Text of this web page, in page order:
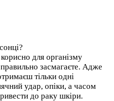
для організму
засмагаєте. Адже
тільки одні
удар, опіки, а часом
до раку шкіри.